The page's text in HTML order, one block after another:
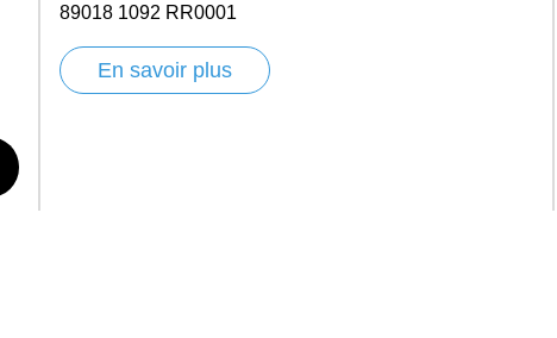
89018 1092 RR0001
En savoir plus